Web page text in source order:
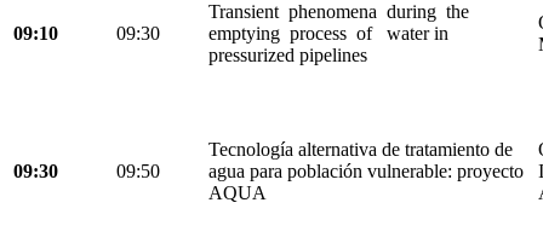
09:10 09:30
Transient phenomena during the
emptying process of water in
pressurized pipelines
09:30 09:50
Tecnología alternativa de tratamiento de
agua para población vulnerable: proyecto
AQUA